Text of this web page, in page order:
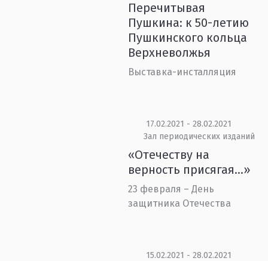
Перечитывая
Пушкина: к 50-летию
Пушкинского кольца
Верхневолжья
Выставка-инсталляция
17.02.2021 - 28.02.2021
Зал периодических изданий
«Отечеству на
верность присягая...»
23 февраля – День
защитника Отечества
15.02.2021 - 28.02.2021